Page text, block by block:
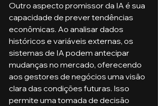
Outro aspecto promissor da IA é sua
capacidade de prever tendências
econômicas. Ao analisar dados
históricos e variáveis externas, os
sistemas de IA podem antecipar
mudanças no mercado, oferecendo
aos gestores de negócios uma visão
clara das condições futuras. Isso
permite uma tomada de decisão